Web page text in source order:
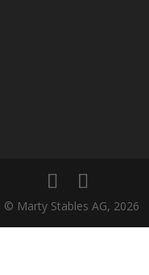
© Marty Stables AG, 2026